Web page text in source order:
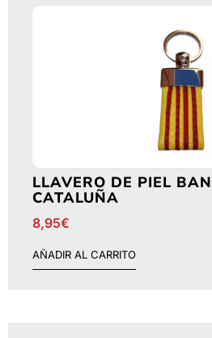
LLAVERO DE PIEL
CATALUÑA
8,95€
AÑADIR AL CARRITO